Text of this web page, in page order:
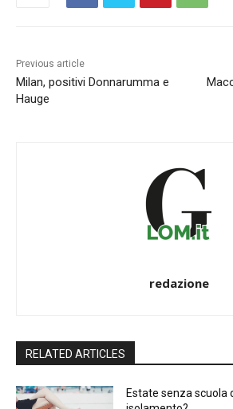
Previous article
Milan, positivi Donnarumma e
Hauge
redazione
RELATED ARTICLES
Estate senza scuola